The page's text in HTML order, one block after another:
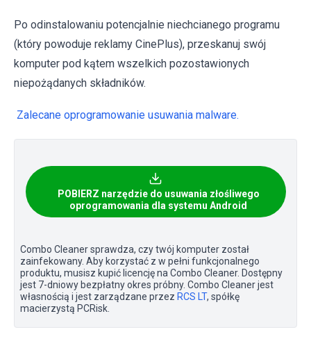
Po odinstalowaniu potencjalnie niechcianego programu
(który powoduje reklamy CinePlus), przeskanuj swój
komputer pod kątem wszelkich pozostawionych
niepożądanych składników.
Zalecane oprogramowanie usuwania malware.
POBIERZ narzędzie do usuwania złośliwego
oprogramowania dla systemu Android
Combo Cleaner sprawdza, czy twój komputer został
zainfekowany. Aby korzystać z w pełni funkcjonalnego
produktu, musisz kupić licencję na Combo Cleaner. Dostępny
jest 7-dniowy bezpłatny okres próbny. Combo Cleaner jest
własnością i jest zarządzane przez RCS LT, spółkę
macierzystą PCRisk.